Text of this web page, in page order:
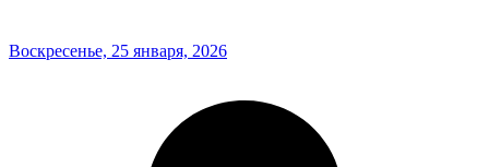
Воскресенье, 25 января, 2026